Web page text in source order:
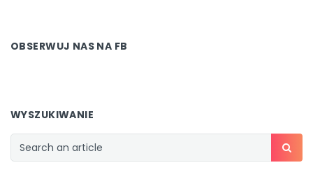
OBSERWUJ NAS NA FB
WYSZUKIWANIE